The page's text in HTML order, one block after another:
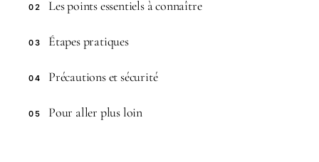
02 Les points essentiels à connaître
03 Étapes pratiques
04 Précautions et sécurité
05 Pour aller plus loin